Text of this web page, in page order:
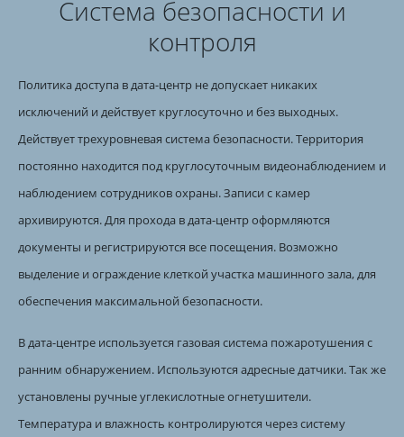
Система безопасности и
контроля
Политика доступа в дата-центр не допускает никаких
исключений и действует круглосуточно и без выходных.
Действует трехуровневая система безопасности. Территория
постоянно находится под круглосуточным видеонаблюдением и
наблюдением сотрудников охраны. Записи с камер
архивируются. Для прохода в дата-центр оформляются
документы и регистрируются все посещения. Возможно
выделение и ограждение клеткой участка машинного зала, для
обеспечения максимальной безопасности.
В дата-центре используется газовая система пожаротушения с
ранним обнаружением. Используются адресные датчики. Так же
установлены ручные углекислотные огнетушители.
Температура и влажность контролируются через систему